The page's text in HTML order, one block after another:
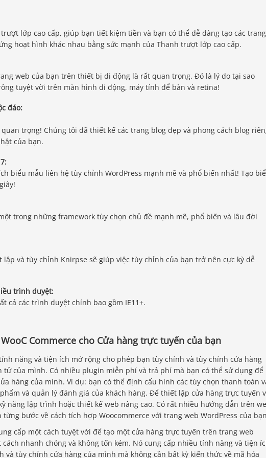
lớp cao cấp, giúp bạn tiết kiệm tiền và bạn có thể dễ dàng tạo các trang
hoạt hình khác nhau bằng sức mạnh của Thanh trượt lớp cao cấp.
web của bạn trên thiết bị di động là rất quan trọng. Đó là lý do tại sao
tuyệt vời trên màn hình di động, máy tính để bàn và retina!
đáo:
trọng! Chúng tôi đã thiết kế các trang blog đẹp và phong cách blog
của bạn.
biểu mẫu liên hệ tùy chỉnh WordPress mạnh mẽ và phổ biến nhất! Tạo
trong những framework tùy chọn chủ đề mạnh mẽ, phổ biến và lâu đời
lập và tùy chỉnh Knirpse sẽ giúp việc tùy chỉnh của bạn trở nên cực kỳ dễ
trình duyệt:
cả các trình duyệt chính bao gồm IE11+.
Commerce cho Cửa hàng trực tuyến của bạn
năng và tiện ích mở rộng cho phép bạn tùy chỉnh và tùy chỉnh cửa hàng
tử của mình. Có nhiều plugin miễn phí và trả phí mà bạn có thể sử dụng để
hàng của mình. Ví dụ: bạn có thể định cấu hình các tùy chọn thanh toán
và quản lý đánh giá của khách hàng. Để thiết lập cửa hàng trực tuyến
năng lập trình hoặc thiết kế web nâng cao. Có rất nhiều hướng dẫn trên
bước về cách tích hợp Woocommerce với trang web WordPress của
cấp một cách tuyệt vời để tạo một cửa hàng trực tuyến trên trang web
nhanh chóng và không tốn kém. Nó cung cấp nhiều tính năng và tiện
và tùy chỉnh cửa hàng của mình mà không cần bất kỳ kiến ​​thức về mã hóa